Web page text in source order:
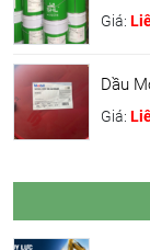
Giá:
Dầu
Giá: